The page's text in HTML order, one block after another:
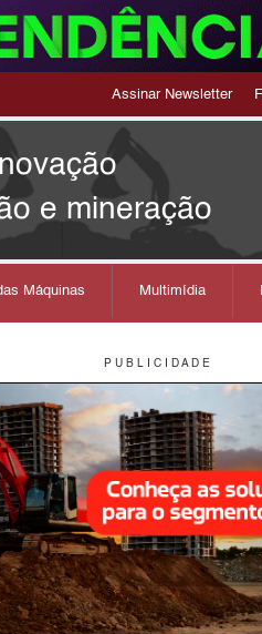
Assinar Newsletter
e mineração
Máquinas Multimídia
P U B L I C I D A D E